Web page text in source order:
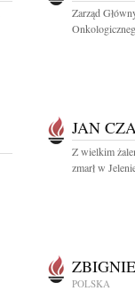
Zarząd
JAN
Z wielkim
zmarł w
POLSKA